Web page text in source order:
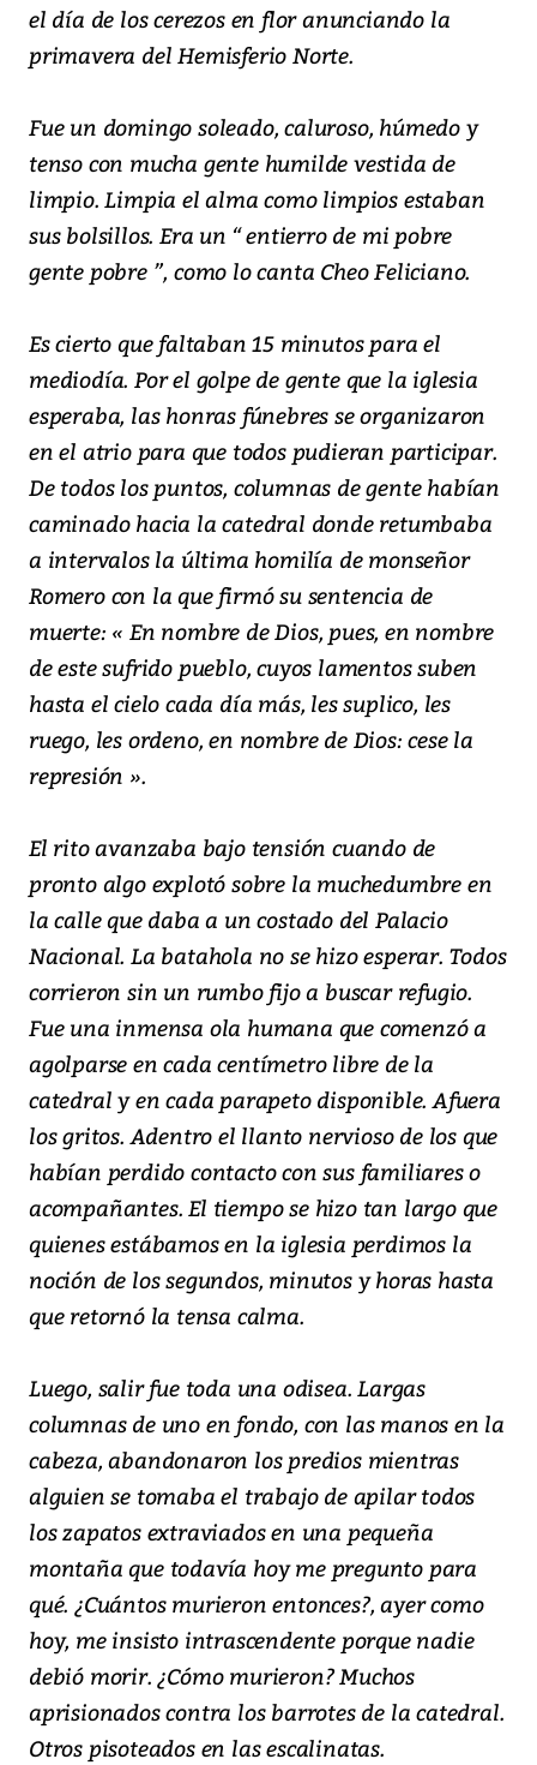
el día de los cerezos en flor anunciando la
primavera del Hemisferio Norte.
Fue un domingo soleado, caluroso, húmedo y
tenso con mucha gente humilde vestida de
limpio. Limpia el alma como limpios estaban
sus bolsillos. Era un “ entierro de mi pobre
gente pobre ”, como lo canta Cheo Feliciano.
Es cierto que faltaban 15 minutos para el
mediodía. Por el golpe de gente que la iglesia
esperaba, las honras fúnebres se organizaron
en el atrio para que todos pudieran participar.
De todos los puntos, columnas de gente habían
caminado hacia la catedral donde retumbaba
a intervalos la última homilía de monseñor
Romero con la que firmó su sentencia de
muerte: « En nombre de Dios, pues, en nombre
de este sufrido pueblo, cuyos lamentos suben
hasta el cielo cada día más, les suplico, les
ruego, les ordeno, en nombre de Dios: cese la
represión ».
El rito avanzaba bajo tensión cuando de
pronto algo explotó sobre la muchedumbre en
la calle que daba a un costado del Palacio
Nacional. La batahola no se hizo esperar. Todos
corrieron sin un rumbo fijo a buscar refugio.
Fue una inmensa ola humana que comenzó a
agolparse en cada centímetro libre de la
catedral y en cada parapeto disponible. Afuera
los gritos. Adentro el llanto nervioso de los que
habían perdido contacto con sus familiares o
acompañantes. El tiempo se hizo tan largo que
quienes estábamos en la iglesia perdimos la
noción de los segundos, minutos y horas hasta
que retornó la tensa calma.
Luego, salir fue toda una odisea. Largas
columnas de uno en fondo, con las manos en la
cabeza, abandonaron los predios mientras
alguien se tomaba el trabajo de apilar todos
los zapatos extraviados en una pequeña
montaña que todavía hoy me pregunto para
qué. ¿Cuántos murieron entonces?, ayer como
hoy, me insisto intrascendente porque nadie
debió morir. ¿Cómo murieron? Muchos
aprisionados contra los barrotes de la catedral.
Otros pisoteados en las escalinatas.